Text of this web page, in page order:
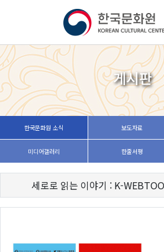
게시판
한국문화원 소식 보도자료
미디어갤러리 한줄서평
세로로 읽는 이야기 : K-